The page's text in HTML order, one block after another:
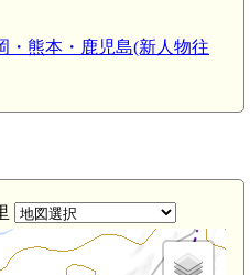
・熊本・鹿児島(新人物往